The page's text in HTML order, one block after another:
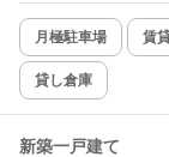
新着のみ
該当件数:
7
月極駐車場 賃
貸し倉庫
新築一戸建て